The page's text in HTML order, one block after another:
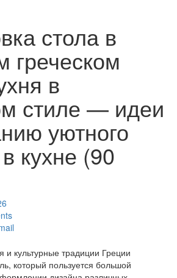
стола в
греческом
в
стиле — идеи
уютного
кухне (90
и культурные традиции Греции
который пользуется большой